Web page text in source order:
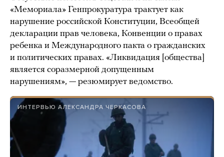
«Мемориала» Генпрокуратура трактует как
нарушение российской Конституции, Всеобщей
декларации прав человека, Конвенции о правах
ребенка и Международного пакта о гражданских
и политических правах. «Ликвидация [общества]
является соразмерной допущенным
нарушениям», — резюмирует ведомство.
ИНТЕРВЬЮ АЛЕКСАНДРА ЧЕРКАСОВА